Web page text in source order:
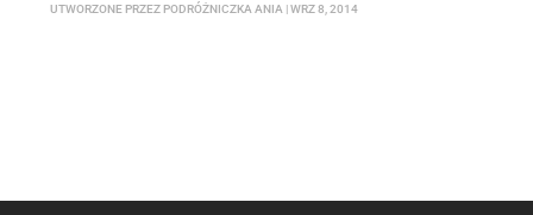
UTWORZONE PRZEZ PODRÓŻNICZKA ANIA |WRZ 8, 2014